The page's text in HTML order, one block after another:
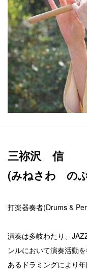
三祢沢 信
(みねさわ の
打楽器奏者(Drums &
演奏は多岐わたり、
ンルにおいて演奏活動
あるドラミングにより